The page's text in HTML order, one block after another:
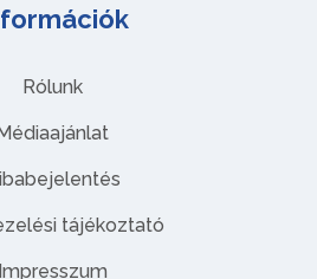
Rólunk
tájékoztató
Impresszum